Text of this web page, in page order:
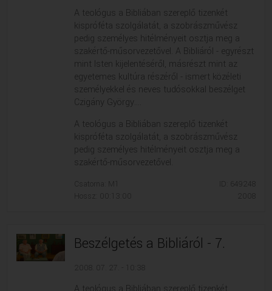
GYŰJTEMÉNYEK
SEGÍTHETÜNK?
OKTATÁS
GYŰJTEMÉNYEK
SEGÍTHETÜNK?
OKTATÁS
A teológus a Bibliában szereplő tizenkét
kispróféta szolgálatát, a szobrászművész
pedig személyes hitélményeit osztja meg a
szakértő-műsorvezetővel. A Bibliáról - egyrészt
mint Isten kijelentéséről, másrészt mint az
egyetemes kultúra részéről - ismert közéleti
személyekkel és neves tudósokkal beszélget
Czigány György....
A teológus a Bibliában szereplő tizenkét
kispróféta szolgálatát, a szobrászművész
pedig személyes hitélményeit osztja meg a
szakértő-műsorvezetővel.
Csatorna: M1
Hossz: 00:13:00
ID: 649248
Beszélgetés a Bibliáról - 7.
2008. 07. 27. - 10:38